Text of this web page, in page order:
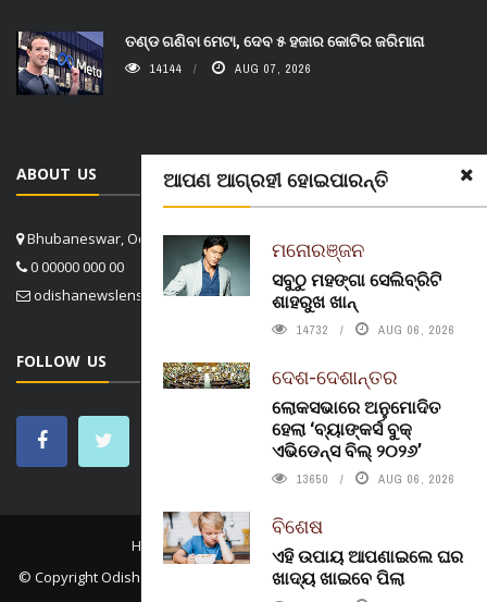
ଆପଣ ଆଗ୍ରହୀ ହୋଇପାରନ୍ତି
ମନୋରଞ୍ଜନ
ସବୁଠୁ ମହଙ୍ଗା ସେଲିବ୍ରିଟି
ଶାହରୁଖ ଖାନ୍
14732 AUG 06, 2026
ଦେଶ-ଦେଶାନ୍ତର
ଲୋକସଭାରେ ଅନୁମୋଦିତ
ହେଲା ‘ବ୍ୟାଙ୍କର୍ସ ବୁକ୍
ଏଭିଡେନ୍ସ ବିଲ୍ ୨୦୨୬’
13650 AUG 06, 2026
ବିଶେଷ
ଏହି ଉପାୟ ଆପଣାଇଲେ ଘର
ଖାଦ୍ୟ ଖାଇବେ ପିଲା
ତଣ୍ଡ ଗଣିବା ମେଟା, ଦେବ ୫ ହଜାର କୋଟିର ଜରିମାନା
14144 AUG 07, 2026
ABOUT US
Bhubaneswar, Odisha, India
0 00000 000 00
odishanewslens@gmail.com
FOLLOW US
HOME CONTACT US ABOUT US
© CopyrightOdisha News Lens 4.1
. All rights reserved. in association
Konect.In